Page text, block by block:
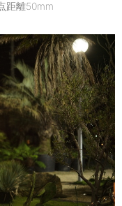
離50mm